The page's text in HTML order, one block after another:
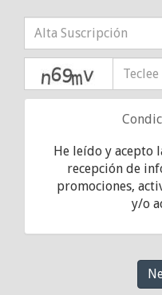
He leído y acepto
recepción de
promociones,
y/o